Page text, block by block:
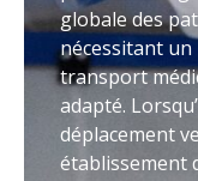
globale des
nécessitant un
transport
adapté.
déplacement
établissement